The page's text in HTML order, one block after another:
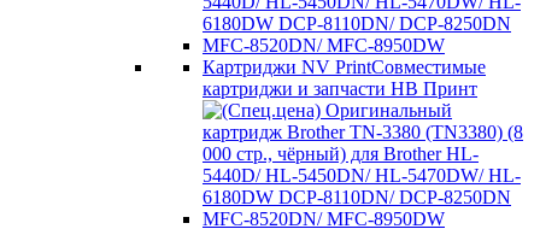
Картриджи NV PrintСовместимые
картриджи и запчасти НВ Принт